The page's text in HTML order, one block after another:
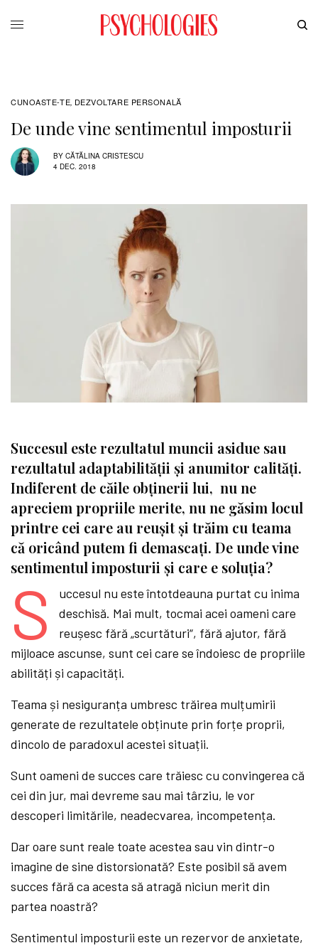
CUNOASTE-TE, DEZVOLTARE PERSONALĂ
De unde vine sentimentul imposturii
BY CĂTĂLINA CRISTESCU
4 DEC. 2018
Succesul este rezultatul muncii asidue sau
rezultatul adaptabilității și anumitor calități.
Indiferent de căile obținerii lui, nu ne
apreciem propriile merite, nu ne găsim locul
printre cei care au reușit și trăim cu teama
că oricând putem fi demascați. De unde vine
sentimentul imposturii și care e soluția?
S
uccesul nu este întotdeauna purtat cu inima
deschisă. Mai mult, tocmai acei oameni care
reușesc fără „scurtături“, fără ajutor, fără
mijloace ascunse, sunt cei care se îndoiesc de propriile
abilități și capacități.
Teama și nesiguranța umbresc trăirea mulțumirii
generate de rezultatele obținute prin forțe proprii,
dincolo de paradoxul acestei situații.
Sunt oameni de succes care trăiesc cu convingerea că
cei din jur, mai devreme sau mai târziu, le vor
descoperi limitările, neadecvarea, incompetența.
Dar oare sunt reale toate acestea sau vin dintr-o
imagine de sine distorsionată? Este posibil să avem
succes fără ca acesta să atragă niciun merit din
partea noastră?
Sentimentul imposturii este un rezervor de anxietate,